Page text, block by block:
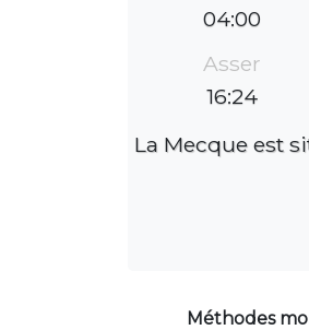
04:00
Asser
16:24
La Mecque est
Méthodes